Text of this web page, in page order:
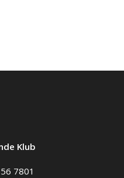
Klub
7801